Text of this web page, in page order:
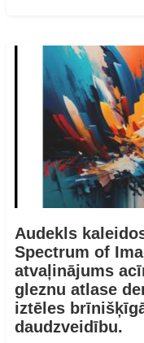
Audekls
Spectrum of
atvaļinājums
gleznu atlase
iztēles
daudzveidību.